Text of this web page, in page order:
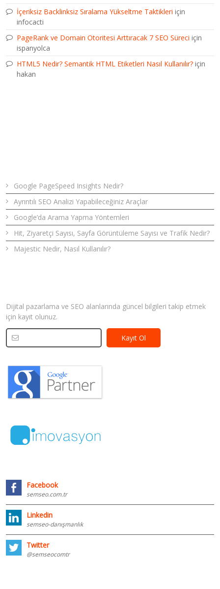
İçeriksiz Backlinksiz Sıralama Yükseltme Taktikleri için
infocacti
PageRank ve Domain Otoritesi Arttıracak 7 SEO Süreci için
ispanyolca
HTML5 Nedir? Semantik HTML Etiketleri Nasıl Kullanılır? için
hakan
Google PageSpeed Insights Nedir?
Ayrıntılı SEO Analizi Yapabileceğiniz Araçlar
Google’da Arama Yapma Yöntemleri
Hit, Ziyaretçi Sayısı, Sayfa Görüntüleme Sayısı ve Trafik Nedir?
Majestic Nedir, Nasıl Kullanılır?
Dijital pazarlama ve SEO alanlarında güncel bilgileri takip etmek
için kayıt olunuz.
Facebook
semseo.com.tr
Linkedin
semseo-danışmanlık
Twitter
@semseocomtr